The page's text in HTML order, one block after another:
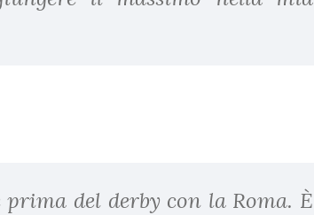
del derby con la Roma. È